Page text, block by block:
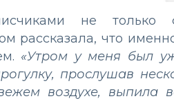
не
рассказала, что
«Утром у меня был
прослушав
воздухе, выпила